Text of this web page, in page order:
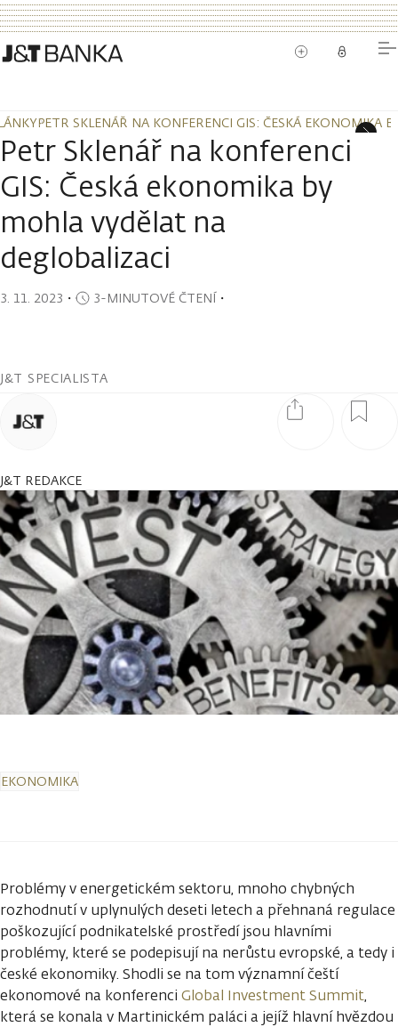
PETR SKLENÁŘ NA KONFERENCI GIS: ČESKÁ EKONOMIKA
PETR SKLENÁŘ NA KONFERENCI GIS: ČESKÁ EKONOMIKA
Petr Sklenář na konferenci
GIS: Česká ekonomika by
mohla vydělat na
deglobalizaci
3. 11. 2023 ・ 3-MINUTOVÉ ČTENÍ・
J&T SPECIALISTA
J&T REDAKCE
EKONOMIKA
Problémy v energetickém sektoru, mnoho chybných
rozhodnutí v uplynulých deseti letech a přehnaná regulace
poškozující podnikatelské prostředí jsou hlavními
problémy, které se podepisují na nerůstu evropské, a tedy i
české ekonomiky. Shodli se na tom významní čeští
ekonomové na konferenci Global Investment Summit,
která se konala v Martinickém paláci a jejíž hlavní hvězdou